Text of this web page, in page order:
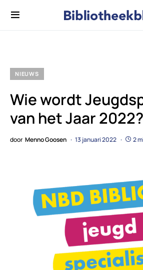
NIEUWS
Wie wordt
van het Jaar 2022?
door Menno Goosen 13 januari 2022 2